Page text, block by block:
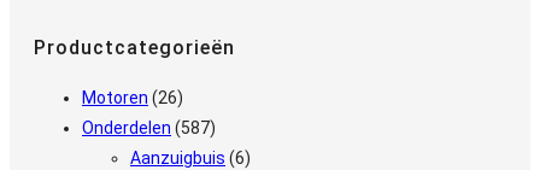
Productcategorieën
Motoren (26)
Onderdelen (587)
Aanzuigbuis (6)